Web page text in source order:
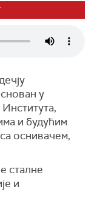
у
и будућим
оснивачем,
сталне
и